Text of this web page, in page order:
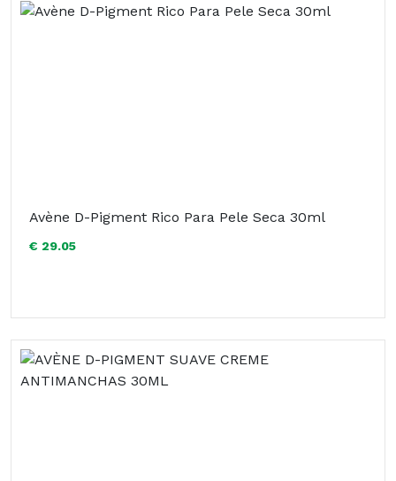
Avène D-Pigment Rico Para Pele Seca 30ml
€ 29.05